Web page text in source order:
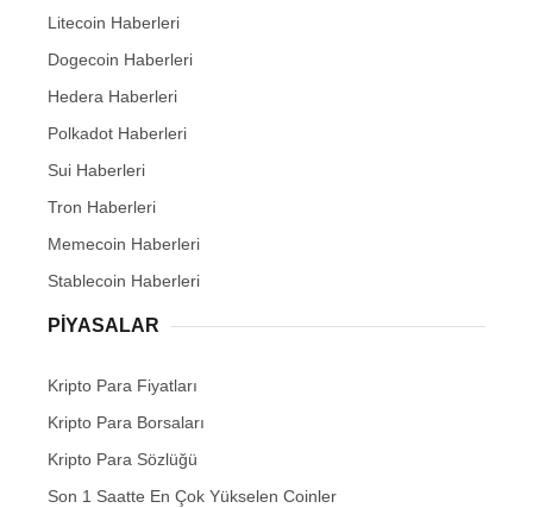
Litecoin Haberleri
Dogecoin Haberleri
Hedera Haberleri
Polkadot Haberleri
Sui Haberleri
Tron Haberleri
Memecoin Haberleri
Stablecoin Haberleri
PIYASALAR
Kripto Para Fiyatları
Kripto Para Borsaları
Kripto Para Sözlüğü
Son 1 Saatte En Çok Yükselen Coinler